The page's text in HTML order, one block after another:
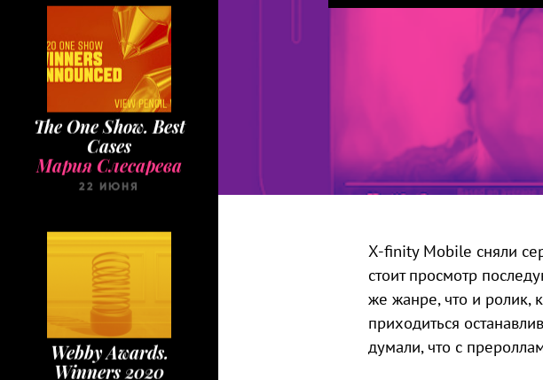
The One Show. Best
Cases
Мария Слесарева
22 ИЮНЯ
Webby Awards.
Winners 2020
Мария Слесарева
X-finity Mobile сняли
стоит просмотр
же жанре, что и ролик,
приходиться
думали, что с